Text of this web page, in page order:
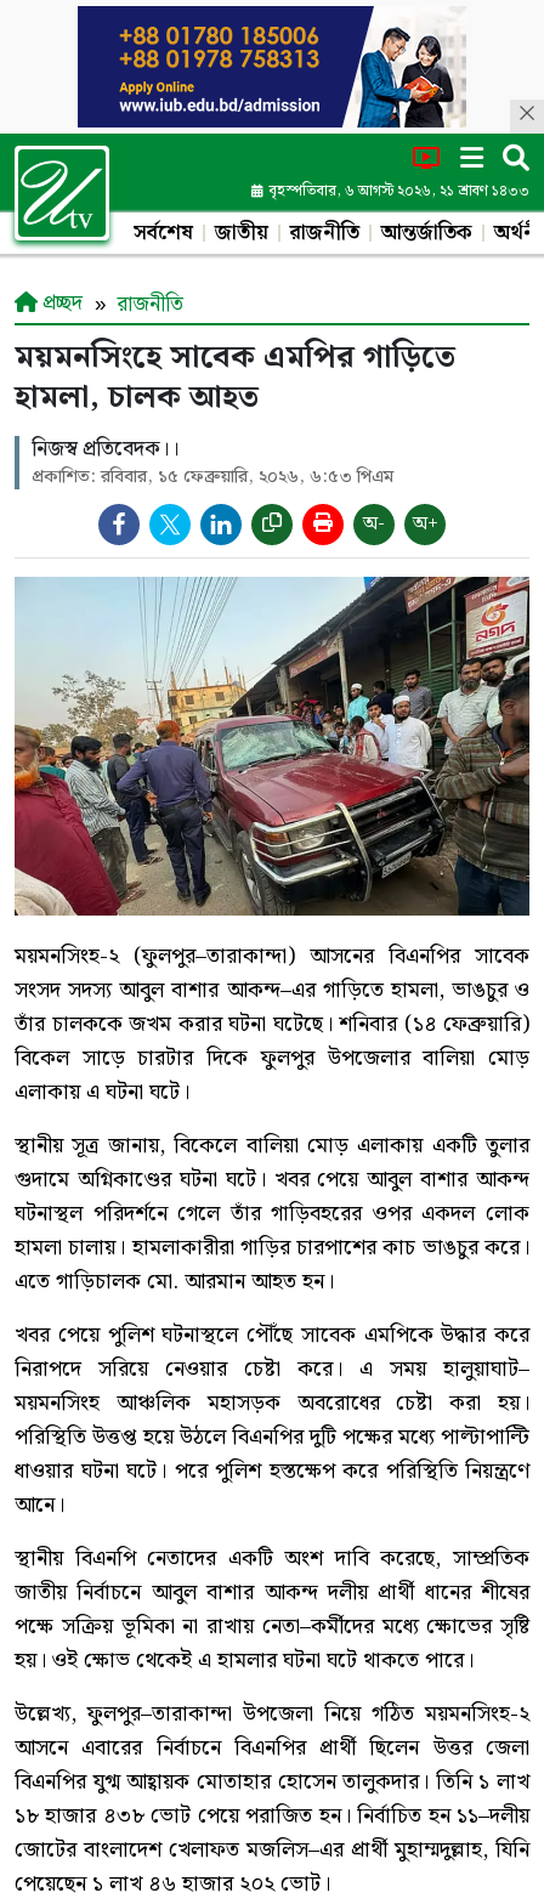
বৃহস্পতিবার, ৬ আগস্ট ২০২৬, ২১ শ্রাবণ ১৪৩৩
সর্বশেষ জাতীয় রাজনীতি আন্তর্জাতিক
প্রচ্ছদ রাজনীতি
ময়মনসিংহে সাবেক এমপির গাড়িতে
হামলা, চালক আহত
নিজস্ব প্রতিবেদক।।
প্রকাশিত: রবিবার, ১৫ ফেব্রুয়ারি, ২০২৬, ৬:৫৩ পিএম
অ- অ+
ময়মনসিংহ-২ (ফুলপুর–তারাকান্দা) আসনের বিএনপির সাবেক
সংসদ সদস্য আবুল বাশার আকন্দ–এর গাড়িতে হামলা, ভাঙচুর ও
তাঁর চালককে জখম করার ঘটনা ঘটেছে। শনিবার (১৪ ফেব্রুয়ারি)
বিকেল সাড়ে চারটার দিকে ফুলপুর উপজেলার বালিয়া মোড়
এলাকায় এ ঘটনা ঘটে।
স্থানীয় সূত্র জানায়, বিকেলে বালিয়া মোড় এলাকায় একটি তুলার
গুদামে অগ্নিকাণ্ডের ঘটনা ঘটে। খবর পেয়ে আবুল বাশার আকন্দ
ঘটনাস্থল পরিদর্শনে গেলে তাঁর গাড়িবহরের ওপর একদল লোক
হামলা চালায়। হামলাকারীরা গাড়ির চারপাশের কাচ ভাঙচুর করে।
এতে গাড়িচালক মো. আরমান আহত হন।
খবর পেয়ে পুলিশ ঘটনাস্থলে পৌঁছে সাবেক এমপিকে উদ্ধার করে
নিরাপদে সরিয়ে নেওয়ার চেষ্টা করে। এ সময় হালুয়াঘাট–
ময়মনসিংহ আঞ্চলিক মহাসড়ক অবরোধের চেষ্টা করা হয়।
পরিস্থিতি উত্তপ্ত হয়ে উঠলে বিএনপির দুটি পক্ষের মধ্যে পাল্টাপাল্টি
ধাওয়ার ঘটনা ঘটে। পরে পুলিশ হস্তক্ষেপ করে পরিস্থিতি নিয়ন্ত্রণে
আনে।
স্থানীয় বিএনপি নেতাদের একটি অংশ দাবি করেছে, সাম্প্রতিক
জাতীয় নির্বাচনে আবুল বাশার আকন্দ দলীয় প্রার্থী ধানের শীষের
পক্ষে সক্রিয় ভূমিকা না রাখায় নেতা–কর্মীদের মধ্যে ক্ষোভের সৃষ্টি
হয়। ওই ক্ষোভ থেকেই এ হামলার ঘটনা ঘটে থাকতে পারে।
উল্লেখ্য, ফুলপুর–তারাকান্দা উপজেলা নিয়ে গঠিত ময়মনসিংহ-২
আসনে এবারের নির্বাচনে বিএনপির প্রার্থী ছিলেন উত্তর জেলা
বিএনপির যুগ্ম আহ্বায়ক মোতাহার হোসেন তালুকদার। তিনি ১ লাখ
১৮ হাজার ৪৩৮ ভোট পেয়ে পরাজিত হন। নির্বাচিত হন ১১–দলীয়
জোটের বাংলাদেশ খেলাফত মজলিস–এর প্রার্থী মুহাম্মদুল্লাহ, যিনি
পেয়েছেন ১ লাখ ৪৬ হাজার ২০২ ভোট।